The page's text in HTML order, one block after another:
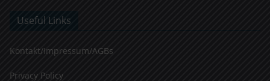
Useful Links
Kontakt/Impressum/AGBs
Privacy Policy